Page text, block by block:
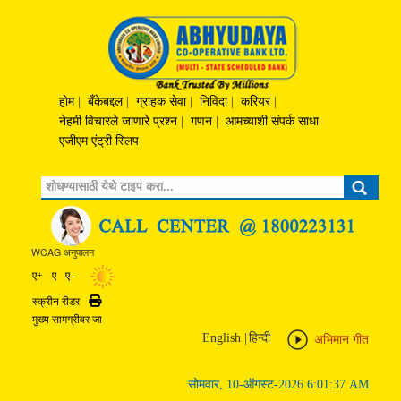
होम बँकेबद्दल ग्राहक सेवा निविदा करियर
नेहमी विचारले जाणारे प्रश्‍न
गणन
आमच्याशी संपर्क साधा
एजीएम एंट्री स्लिप
Search
WCAG अनुपालन
ए+ ए ए-
स्क्रीन रीडर
Print
मुख्य सामग्रीवर जा
अभिमान गीत
English हिन्दी
सोमवार, 10-ऑगस्ट-2026 6:01:37 AM